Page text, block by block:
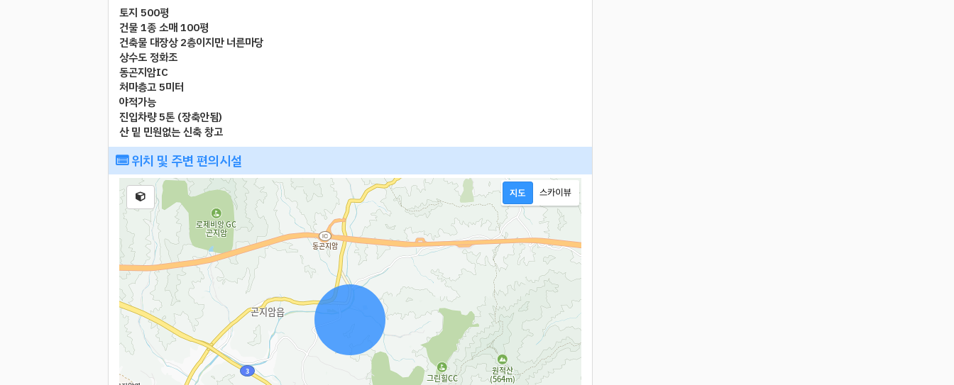
토지 500평
건물 1종 소매 100평
건축물 대장상 2층이지만 너른마당
상수도 정화조
동곤지암IC
처마층고 5미터
야적가능
진입차량 5톤 (장축안됨)
산 밑 민원없는 신축 창고
위치 및 주변 편의시설